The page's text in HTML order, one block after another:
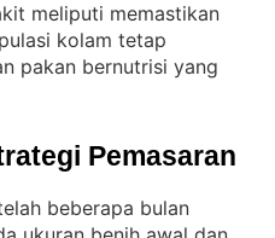
meliputi memastikan
kolam tetap
pakan bernutrisi yang
Pemasaran
beberapa bulan